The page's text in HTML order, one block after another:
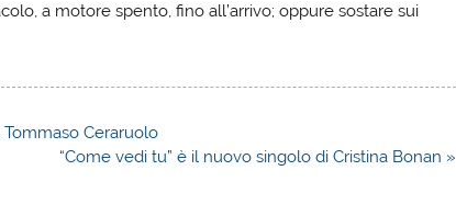
a motore spento, fino all’arrivo; oppure sostare sui
Ceraruolo
“Come vedi tu” è il nuovo singolo di Cristina Bonan »